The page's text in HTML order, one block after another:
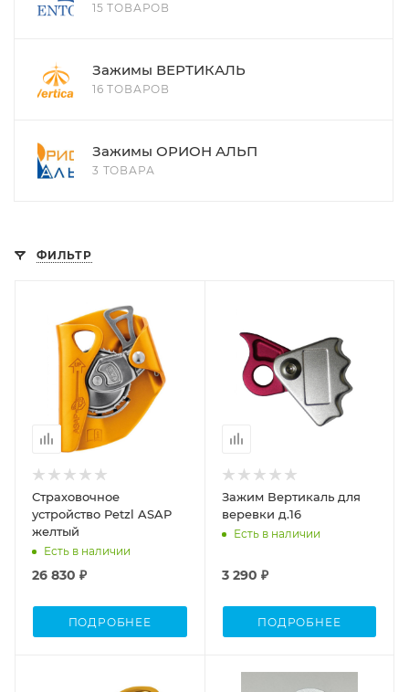
15 ТОВАРОВ
Зажимы ВЕРТИКАЛЬ
16 ТОВАРОВ
Зажимы ОРИОН АЛЬП
3 ТОВАРА
ФИЛЬТР
Страховочное
устройство Petzl ASAP
желтый
Есть в наличии
26 830 ₽
ПОДРОБНЕЕ
Зажим Вертикаль для
веревки д.16
Есть в наличии
3 290 ₽
ПОДРОБНЕЕ